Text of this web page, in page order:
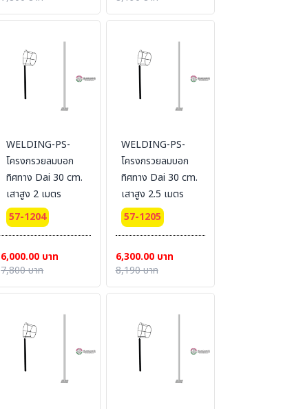
WELDING-PS-
โครงกรวยลมบอก
ทิศทาง Dai 30 cm.
เสาสูง 2 เมตร
57-1204
6,000.00 บาท
7,800 บาท
WELDING-PS-
โครงกรวยลมบอก
ทิศทาง Dai 30 cm.
เสาสูง 2.5 เมตร
57-1205
6,300.00 บาท
8,190 บาท